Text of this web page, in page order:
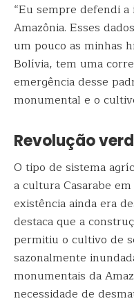
“Eu sempre defendi
Amazônia. Esses
um pouco as minhas
Bolívia, tem uma
emergência desse
monumental e o
Revolução
O tipo de sistema
a cultura Casarabe
existência ainda era
destaca que a
permitiu o cultivo de
sazonalmente
monumentais da
necessidade de